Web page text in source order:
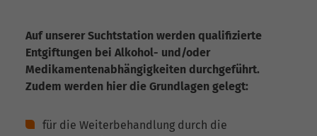
Auf unserer Suchtstation werden qualifizierte
Entgiftungen bei Alkohol- und/oder
Medikamentenabhängigkeiten durchgeführt.
Zudem werden hier die Grundlagen gelegt:
für die Weiterbehandlung durch die